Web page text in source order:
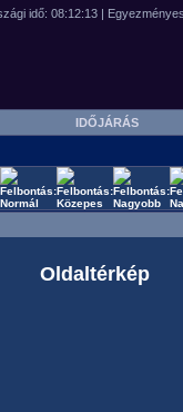
IDŐJÁRÁS
Oldaltérkép